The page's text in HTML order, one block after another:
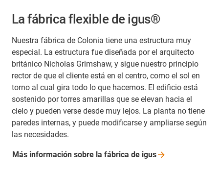
La fábrica flexible de igus®
Nuestra fábrica de Colonia tiene una estructura muy
especial. La estructura fue diseñada por el arquitecto
británico Nicholas Grimshaw, y sigue nuestro principio
rector de que el cliente está en el centro, como el sol en
torno al cual gira todo lo que hacemos. El edificio está
sostenido por torres amarillas que se elevan hacia el
cielo y pueden verse desde muy lejos. La planta no tiene
paredes internas, y puede modificarse y ampliarse según
las necesidades.
Más información sobre la fábrica de igus